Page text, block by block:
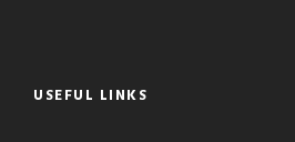
USEFUL LINKS